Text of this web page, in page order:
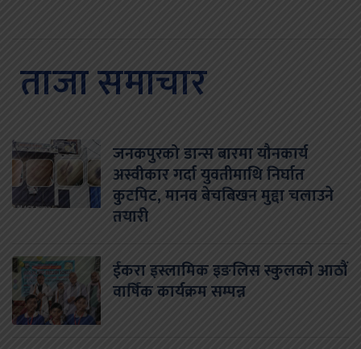
ताजा समाचार
जनकपुरको डान्स बारमा यौनकार्य
अस्वीकार गर्दा युवतीमाथि निर्घात
कुटपिट, मानव बेचबिखन मुद्दा चलाउने
तयारी
ईकरा इस्लामिक इङलिस स्कुलको आठौं
वार्षिक कार्यक्रम सम्पन्न